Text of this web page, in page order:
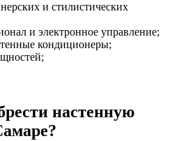
и стилистических
и электронное управление;
кондиционеры;
настенную